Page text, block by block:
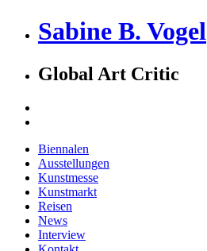
Sabine B. Vogel
Global Art Critic
Biennalen
Ausstellungen
Kunstmesse
Kunstmarkt
Reisen
News
Interview